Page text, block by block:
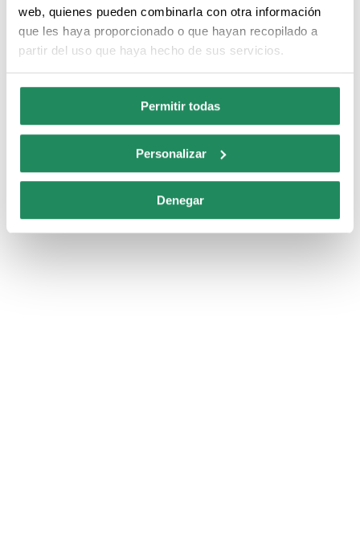
web, quienes pueden combinarla con otra información
que les haya proporcionado o que hayan recopilado a
partir del uso que haya hecho de sus servicios.
Permitir todas
Personalizar
Denegar
Hotel Metropol
Hoteles